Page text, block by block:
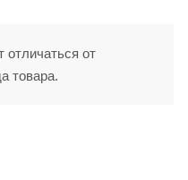
отличаться от
товара.